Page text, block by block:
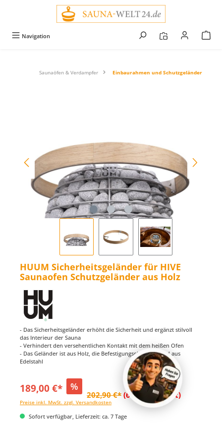
Navigation
Saunaöfen & Verdampfer Einbaurahmen und Schutzgeländer
HUUM Sicherheitsgeländer für HIVE
Saunaofen Schutzgeländer aus Holz
- Das Sicherheitsgeländer erhöht die Sicherheit und ergänzt stilvoll
das Interieur der Sauna
- Verhindert den versehentlichen Kontakt mit dem heißen Ofen
- Das Geländer ist aus Holz, die Befestigungselemente sind aus
Edelstahl
189,00 €* %
202,90 €* (6.85% gespart)
Preise inkl. MwSt. zzgl. Versandkosten
Sofort verfügbar, Lieferzeit: ca. 7 Tage